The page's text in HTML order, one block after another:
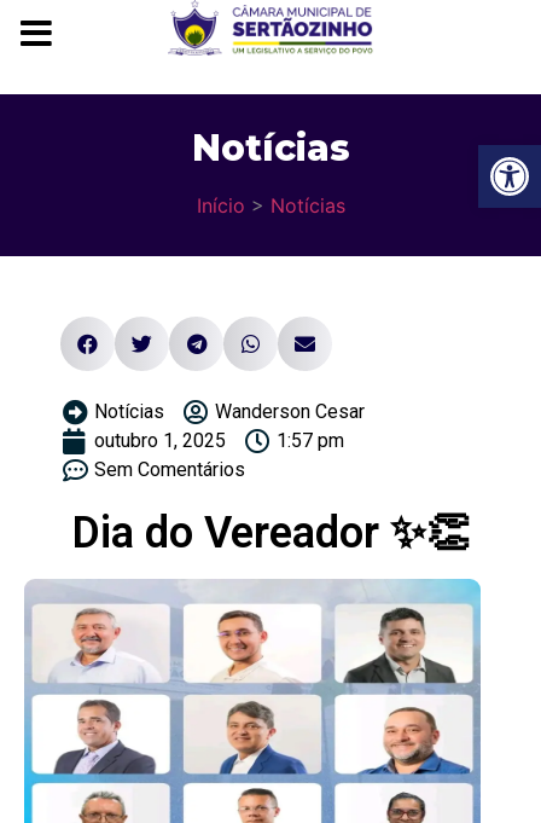
Notícias
Início > Notícias
Notícias
Wanderson Cesar
outubro 1, 2025
1:57 pm
Sem Comentários
Dia do Vereador ✨👏